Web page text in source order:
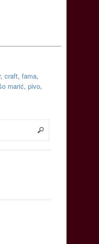
, craft, fama,
marić, pivo,